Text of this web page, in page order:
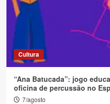
Cultura
“Ana Batucada”: jogo
oficina de percussão no
7/agosto